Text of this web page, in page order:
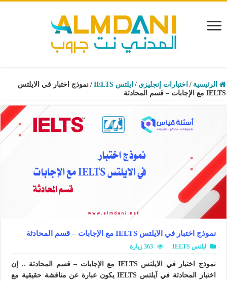
الرئيسية / اختبارات إنجليزي / ايلتس IELTS / نموذج اختبار في الايلتس
IELTS مع الإجابات – قسم المحادثة
نموذج اختبار في الايلتس IELTS مع الإجابات – قسم المحادثة
ايلتس IELTS 363 زيارة
نموذج اختبار في الايلتس IELTS مع الإجابات – قسم المحادثة .. إن
اختبار المحادثة في آيلتس IELTS يكون عبارة عن مناقشة حقيقية مع